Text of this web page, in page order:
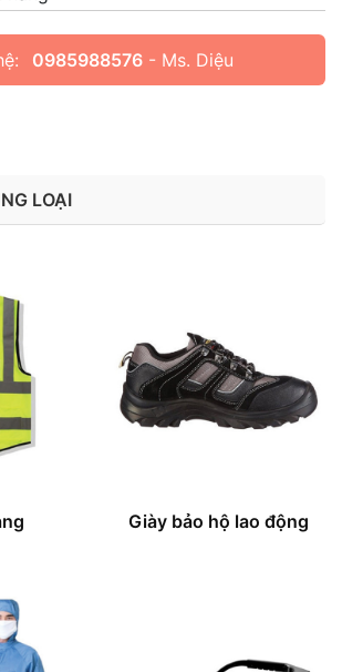
0985988576 - Ms. Diệu
LOẠI
Giày bảo hộ lao động